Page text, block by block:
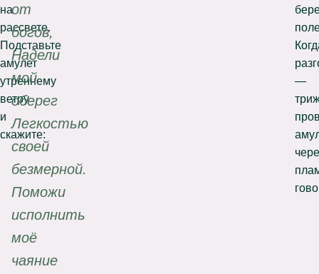
на
рассвете.
Подставьте
амулет
утреннему
ветру
и
скажите:
от
богов,
Надели
мой
оберег
Легкостью
своей
безмерной.
Поможи
исполнить
моё
чаяние
—